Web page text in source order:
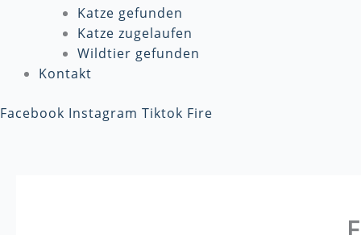
Katze gefunden
Katze zugelaufen
Wildtier gefunden
Kontakt
Facebook Instagram Tiktok Fire